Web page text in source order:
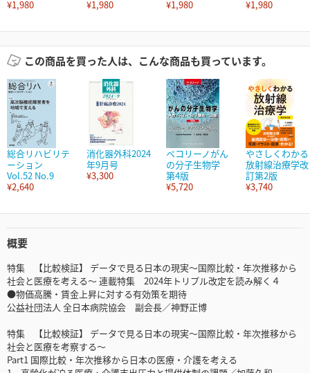
¥1,980
¥1,980
¥1,980
¥1,980
この商品を買った人は、こんな商品も買っています。
総合リハビリテ
ーション
Vol.52 No.9
¥2,640
消化器外科2024
年9月号
¥3,300
ペコリーノがん
の分子生物学
第4版
¥5,720
やさしくわかる
放射線治療学改
訂第2版
¥3,740
概要
特集 【比較検証】 データで見る日本の現実～国際比較・年次推移から
社会と医療を考える～ 連載特集 2024年トリプル改定を読み解く４
●物価高騰・賃金上昇に対する有効策を期待
公益社団法人 全日本病院協会 副会長／神野正博
特集 【比較検証】 データで見る日本の現実～国際比較・年次推移から
社会と医療を考察する～
Part1 国際比較・年次推移から日本の医療・介護を考える